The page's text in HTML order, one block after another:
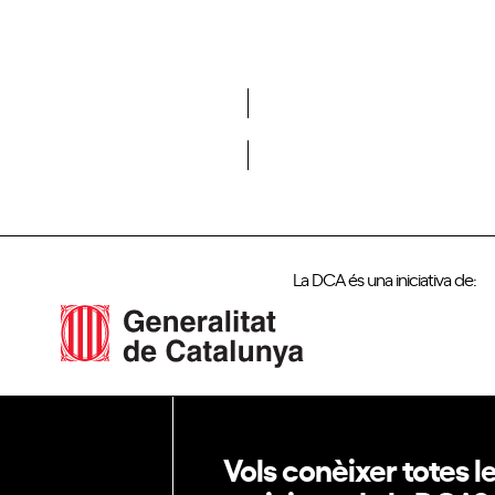
La DCA és una iniciativa de:
Vols conèixer totes